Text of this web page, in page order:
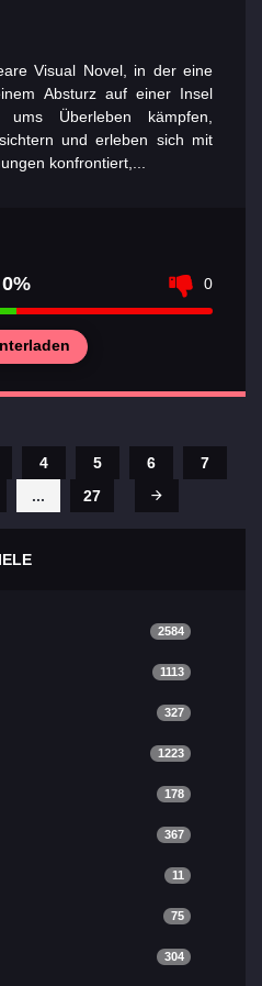
Visual Novel, in der eine
Absturz auf einer Insel
Überleben kämpfen,
und erleben sich mit
konfrontiert,...
0% 0
4 5 6
7
... 27
2584
1113
327
1223
178
367
11
75
304